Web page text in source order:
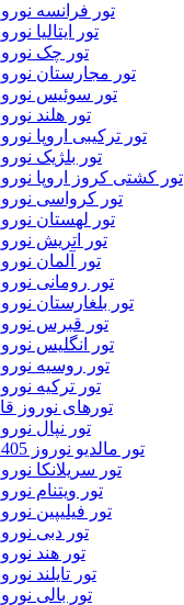
تور فرانسه
تور ایتالیا
تور چک
تور مجارستان
تور سوئیس
تور هلند
تور ترکیبی اروپا
تور بلژیک
تور کشتی کروز اروپا
تور کرواسی
تور لهستان
تور اتریش
تور آلمان
تور رومانی
تور بلغارستان
تور قبرس
تور انگلیس
تور روسیه
تور ترکیه
تورهای نوروز
تور نپال
تور مالدیو نوروز 1405
تور سریلانکا
تور ویتنام
تور فیلیپین
تور دبی
تور هند
تور تایلند
تور بالی